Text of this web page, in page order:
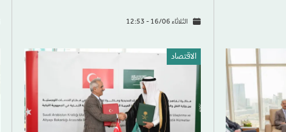
الثلاثاء 16/06 - 12:53
الاقتصاد